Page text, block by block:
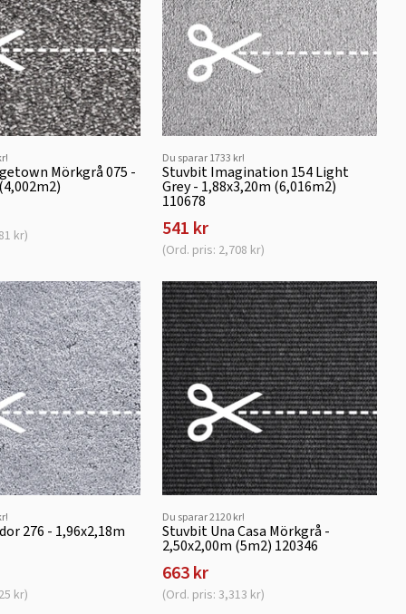
Mörkgrå 075 -
kr)
Du sparar 1733 kr!
Stuvbit Imagination 154 Light
Grey - 1,88x3,20m (6,016m2)
110678
541 kr
(Ord. pris: 2,708 kr)
276 - 1,96x2,18m
kr)
Du sparar 2120 kr!
Stuvbit Una Casa Mörkgrå -
2,50x2,00m (5m2) 120346
663 kr
(Ord. pris: 3,313 kr)